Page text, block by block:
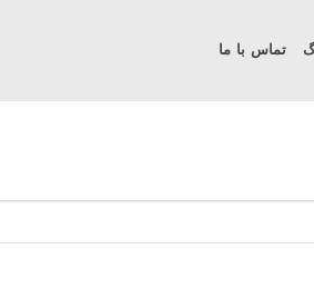
تماس با ما